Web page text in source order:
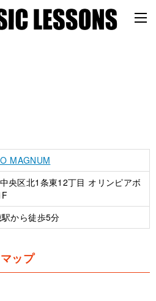
MAGNUM
央区北1条東12丁目 オリンピアボ
から徒歩5分
ップ